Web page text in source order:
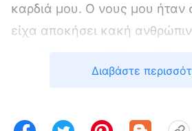
καρδιά μου. Ο νους μου
είχα αποκήσει κακή
Δεν κοιμήθηκα εκείνο το
μπερδεμένη. Σκεφτόμουν ότι
Διαβάστε